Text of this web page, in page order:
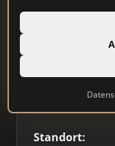
Standort: